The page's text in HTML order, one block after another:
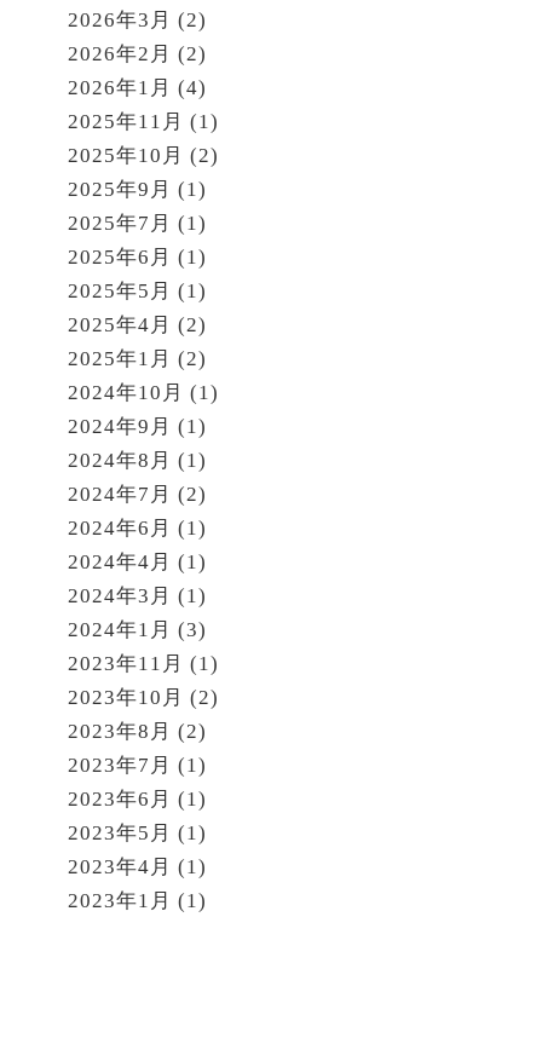
2026年3月 (2)
2026年2月 (2)
2026年1月 (4)
2025年11月 (1)
2025年10月 (2)
2025年9月 (1)
2025年7月 (1)
2025年6月 (1)
2025年5月 (1)
2025年4月 (2)
2025年1月 (2)
2024年10月 (1)
2024年9月 (1)
2024年8月 (1)
2024年7月 (2)
2024年6月 (1)
2024年4月 (1)
2024年3月 (1)
2024年1月 (3)
2023年11月 (1)
2023年10月 (2)
2023年8月 (2)
2023年7月 (1)
2023年6月 (1)
2023年5月 (1)
2023年4月 (1)
2023年1月 (1)